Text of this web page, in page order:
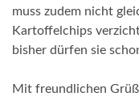
muss zudem nicht
Kartoffelchips
bisher dürfen sie
Mit freundlichen